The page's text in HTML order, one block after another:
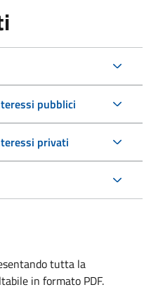
pubblici
privati
tutta la
in formato PDF.